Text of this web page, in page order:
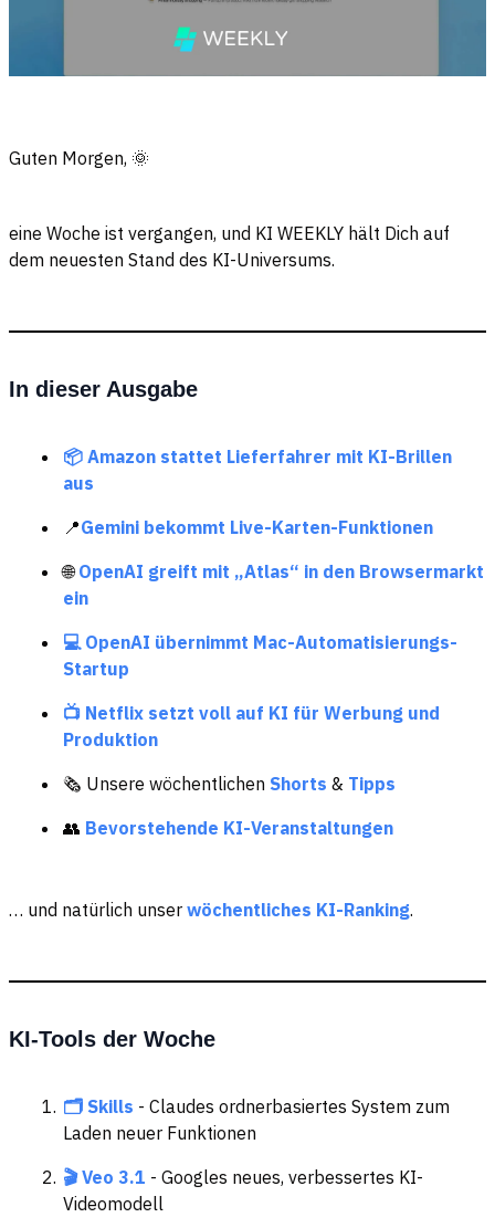
Guten Morgen, 🌞
eine Woche ist vergangen, und KI WEEKLY hält Dich auf
dem neuesten Stand des KI-Universums.
In dieser Ausgabe
📦 Amazon stattet Lieferfahrer mit KI-Brillen
aus
📍Gemini bekommt Live-Karten-Funktionen
🌐OpenAI greift mit „Atlas“ in den Browsermarkt
ein
💻 OpenAI übernimmt Mac-Automatisierungs-
Startup
📺 Netflix setzt voll auf KI für Werbung und
Produktion
🗞️ Unsere wöchentlichen Shorts & Tipps
👥 Bevorstehende KI-Veranstaltungen
… und natürlich unser wöchentliches KI-Ranking.
KI-Tools der Woche
🗂️ Skills - Claudes ordnerbasiertes System zum
Laden neuer Funktionen
🎬 Veo 3.1 - Googles neues, verbessertes KI-
Videomodell